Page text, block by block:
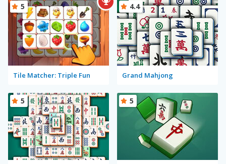
Tile Matcher: Triple Fun
5
Grand Mahjong
4.4
5 5